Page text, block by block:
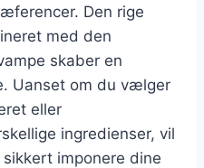
Den rige
med den
skaber en
Uanset om du vælger
eller
ingredienser, vil
imponere dine